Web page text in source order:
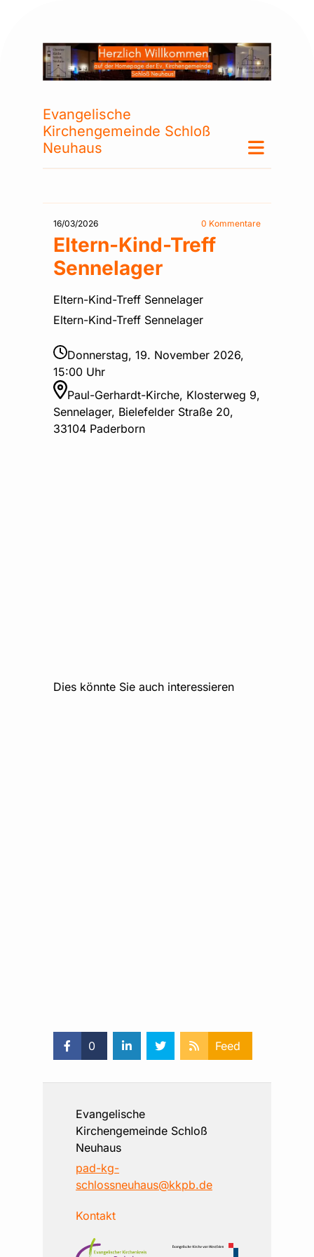
Evangelische
Kirchengemeinde Schloß
Neuhaus
16/03/2026 0 Kommentare
Eltern-Kind-Treff
Sennelager
Eltern-Kind-Treff Sennelager
Eltern-Kind-Treff Sennelager
Donnerstag, 19. November 2026,
15:00 Uhr
Paul-Gerhardt-Kirche, Klosterweg 9,
Sennelager, Bielefelder Straße 20,
33104 Paderborn
Dies könnte Sie auch interessieren
0 Feed
Evangelische
Kirchengemeinde Schloß
Neuhaus
pad-kg-
schlossneuhaus@kkpb.de
Kontakt